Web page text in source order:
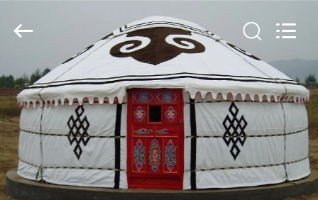
ΣΠΊΤΙ
ΠΡΟΪΌΝΤΑ
ΠΕΡΊΠΟΥ
ΕΜΕΊΣ
Management
Services
Reserved.